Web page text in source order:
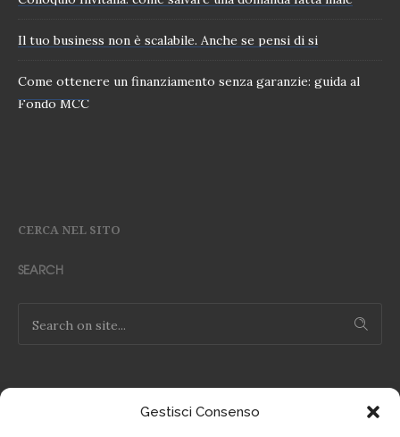
Gestisci Consenso
Il tuo business non è scalabile. Anche se pensi di si
Come ottenere un finanziamento senza garanzie: guida al
Fondo MCC
CERCA NEL SITO
SEARCH